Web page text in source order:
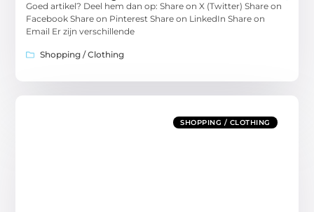
Goed artikel? Deel hem dan op: Share on X (Twitter) Share on
Facebook Share on Pinterest Share on LinkedIn Share on
Email Er zijn verschillende
Shopping / Clothing
SHOPPING / CLOTHING